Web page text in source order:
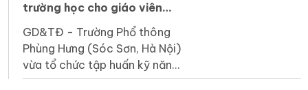
trường học cho giáo viên
Trường Phổ thông Phùng
Hưng
GD&TĐ - Trường Phổ thông
Phùng Hưng (Sóc Sơn, Hà Nội)
vừa tổ chức tập huấn kỹ năng
an toàn phòng cháy chữa